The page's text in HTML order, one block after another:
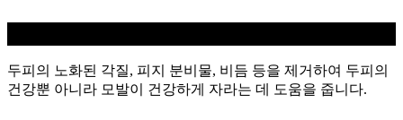
두피의 노화된 각질, 피지 분비물, 비듬 등을 제거하여 두피의
건강뿐 아니라 모발이 건강하게 자라는 데 도움을 줍니다.